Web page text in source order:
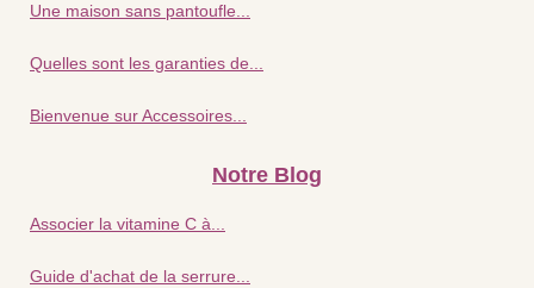
Une maison sans pantoufle...
Quelles sont les garanties de...
Bienvenue sur Accessoires...
Notre Blog
Associer la vitamine C à...
Guide d'achat de la serrure...